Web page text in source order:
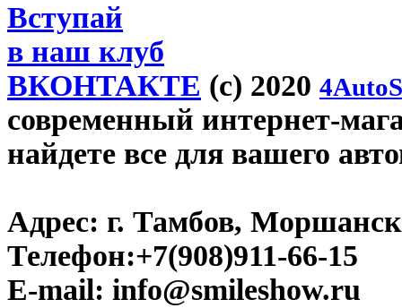
Вступай
в наш клуб
ВКОНТАКТЕ (c) 2020
современный интернет-
найдете все для вашего
Адрес: г. Тамбов,
Телефон:+7(908)911-66-15
E-mail: info@smileshow.ru